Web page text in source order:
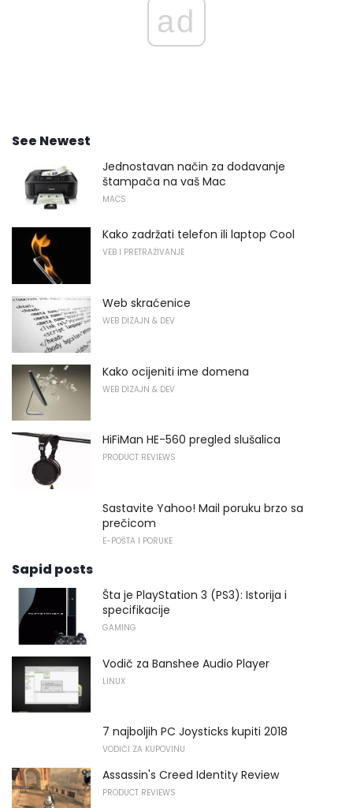
ad
See Newest
Jednostavan način za dodavanje
štampača na vaš Mac
MACS
Kako zadržati telefon ili laptop Cool
VEB I PRETRAŽIVANJE
Web skraćenice
WEB DIZAJN & DEV
Kako ocijeniti ime domena
WEB DIZAJN & DEV
HiFiMan HE-560 pregled slušalica
PRODUCT REVIEWS
Sastavite Yahoo! Mail poruku brzo sa
prečicom
E-POŠTA I PORUKE
Sapid posts
Šta je PlayStation 3 (PS3): Istorija i
specifikacije
GAMING
Vodič za Banshee Audio Player
LINUX
7 najboljih PC Joysticks kupiti 2018
VODIČI ZA KUPOVINU
Assassin's Creed Identity Review
PRODUCT REVIEWS